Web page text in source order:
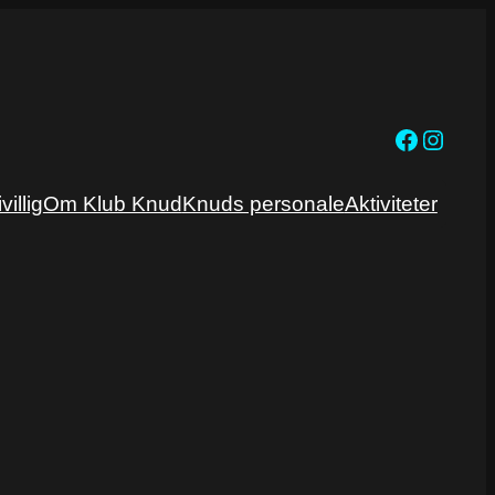
Facebook https://www.instagram.com/klubknud
Om Klub KnudKnuds personaleAktiviteter